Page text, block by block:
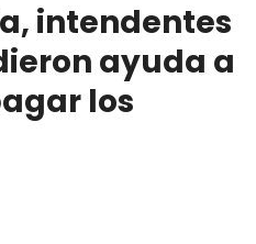
intendentes
ayuda a
los